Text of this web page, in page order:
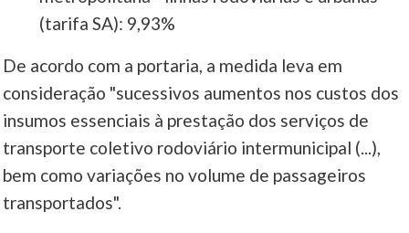
(tarifa SA): 9,93%
De acordo com a portaria, a medida leva em
consideração "sucessivos aumentos nos custos dos
insumos essenciais à prestação dos serviços de
transporte coletivo rodoviário intermunicipal (...),
bem como variações no volume de passageiros
transportados".